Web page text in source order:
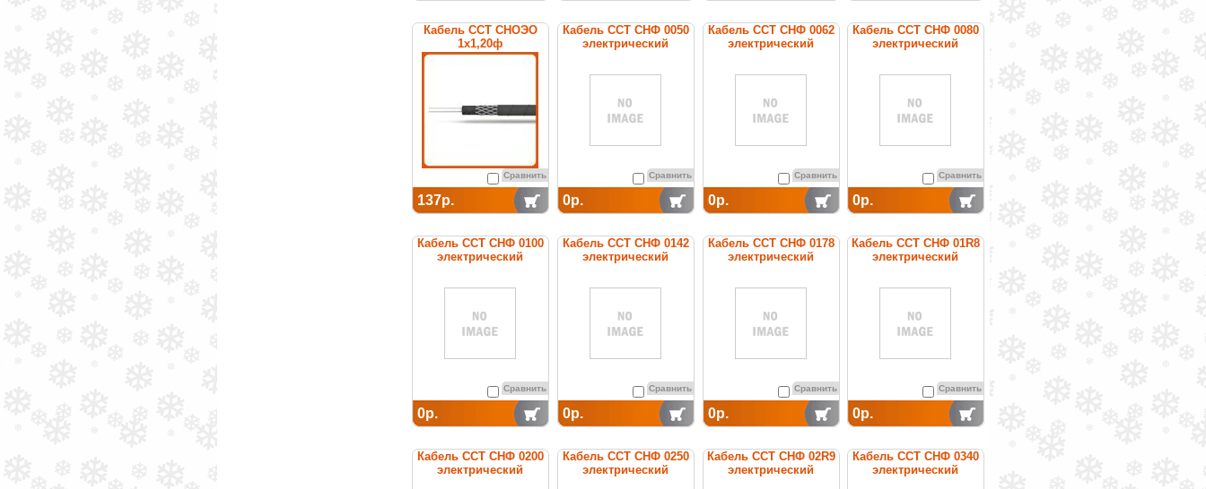
Кабель ССТ СНОЭО
1х1,20ф
нагревательный
Сравнить
137р.
Кабель ССТ СНФ 0050
электрический
Сравнить
0р.
Кабель ССТ СНФ 0062
электрический
Сравнить
0р.
Кабель ССТ СНФ 0080
электрический
Сравнить
0р.
Кабель ССТ СНФ 0100
электрический
Сравнить
0р.
Кабель ССТ СНФ 0142
электрический
Сравнить
0р.
Кабель ССТ СНФ 0178
электрический
Сравнить
0р.
Кабель ССТ СНФ 01R8
электрический
Сравнить
0р.
Кабель ССТ СНФ 0200
электрический
Кабель ССТ СНФ 0250
электрический
Кабель ССТ СНФ 02R9
электрический
Кабель ССТ СНФ 0340
электрический